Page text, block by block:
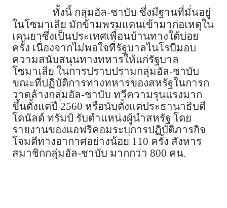
ทั้งนี้ กลุ่มอัล-ชาบับ ซึ่งมีฐานที่มั่นอยู่
ในโซมาเลีย มักข้ามพรมแดนเข้ามาก่อเหตุใน
เคนยาซึ่งเป็นประเทศเพื่อนบ้านทางใต้บ่อย
ครั้ง เนื่องจากไม่พอใจที่รัฐบาลไนโรบีมอบ
ความสนับสนุนทางทหารให้แก่รัฐบาล
โซมาเลีย ในการปราบปรามกลุ่มอัล-ชาบับ
ขณะที่ปฏิบัติการทางทหารของสหรัฐในการก
วาดล้างกลุ่มอัล-ชาบับ ทวีความรุนแรงมาก
ขึ้นตั้งแต่ปี 2560 หรือนับตั้งแต่ประธานาธิบดี
โดนัลด์ ทรัมป์ รับตำแหน่งผู้นำสหรัฐ โดย
รายงานของแอฟริคอมระบุการปฏิบัติภารกิจ
โจมตีทางอากาศอย่างน้อย 110 ครั้ง สังหาร
สมาชิกกลุ่มอัล-ชาบับ มากกว่า 800 คน.